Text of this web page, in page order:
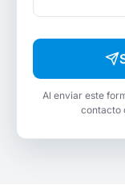
Al enviar este
contacto